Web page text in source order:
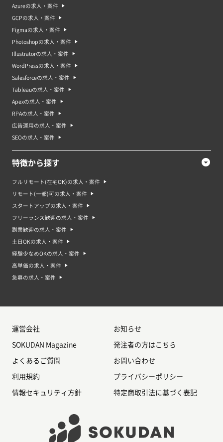
Azureの求人・案件
GCPの求人・案件
Figmaの求人・案件
Photoshopの求人・案件
Illustratorの求人・案件
WordPressの求人・案件
Salesforceの求人・案件
Tableauの求人・案件
Apexの求人・案件
RPAの求人・案件
広告運用の求人・案件
SEOの求人・案件
特徴から探す
フルリモート(在宅OK)の求人・案件
リモート(一部)可の求人・案件
スタートアップの求人・案件
フリーランス歓迎の求人・案件
副業歓迎の求人・案件
土日OKの求人・案件
経験少なめOKの求人・案件
高単価の求人・案件
急募の求人・案件
運営会社 お知らせ
SOKUDAN Magazine 発注者の方はこちら
よくあるご質問 お問い合わせ
利用規約 プライバシーポリシー
情報セキュリティ方針 特定商取引法に基づく表記